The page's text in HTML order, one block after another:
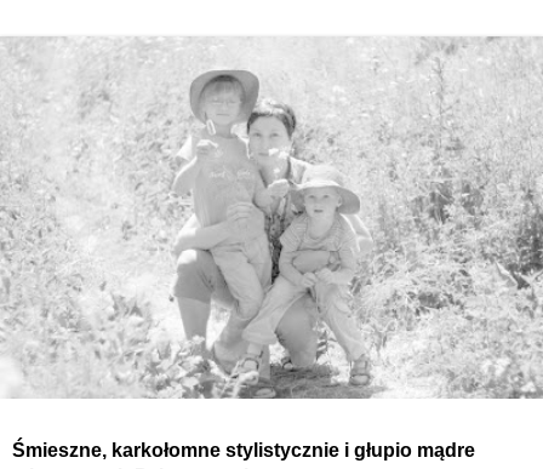
Śmieszne, karkołomne stylistycznie i głupio mądre